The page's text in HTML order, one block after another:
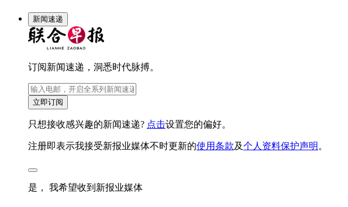
新闻速递
订阅新闻速递，洞悉时代脉搏。
立即订阅
只想接收感兴趣的新闻速递? 点击设置您的偏好。
注册即表示我接受新报业媒体不时更新的使用条款及个人资料保护声明 。
是， 我希望收到新报业媒体